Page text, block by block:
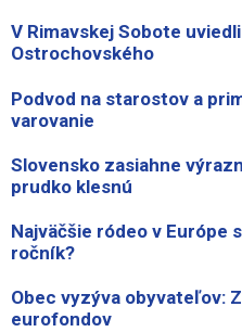
V Rimavskej Sobote
Ostrochovského
Podvod na starostov a
varovanie
Slovensko zasiahne
prudko klesnú
Najväčšie ródeo v Európe
ročník?
Obec vyzýva obyvateľov:
eurofondov